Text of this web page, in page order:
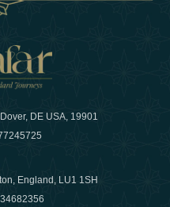
DE USA, 19901
England, LU1 1SH